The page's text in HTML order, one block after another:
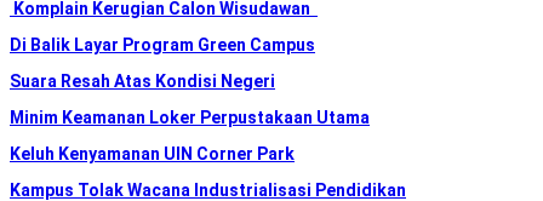
Komplain Kerugian Calon Wisudawan
Di Balik Layar Program Green Campus
Suara Resah Atas Kondisi Negeri
Minim Keamanan Loker Perpustakaan Utama
Keluh Kenyamanan UIN Corner Park
Kampus Tolak Wacana Industrialisasi Pendidikan